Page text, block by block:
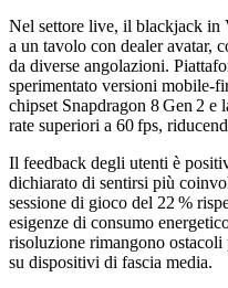
Nel settore live, il blackjack in
a un tavolo con dealer avatar,
da diverse angolazioni.
sperimentato versioni
chipset Snapdragon 8 Gen 2
rate superiori a 60 fps,
Il feedback degli utenti è
dichiarato di sentirsi più
sessione di gioco del 22 %
esigenze di consumo
risoluzione rimangono
su dispositivi di fascia media.